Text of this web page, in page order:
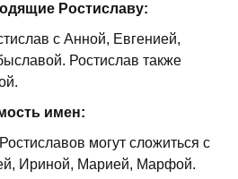
Ростиславу:
с Анной, Евгенией,
Ростислав также
имен:
могут сложиться с
Ириной, Марией, Марфой.